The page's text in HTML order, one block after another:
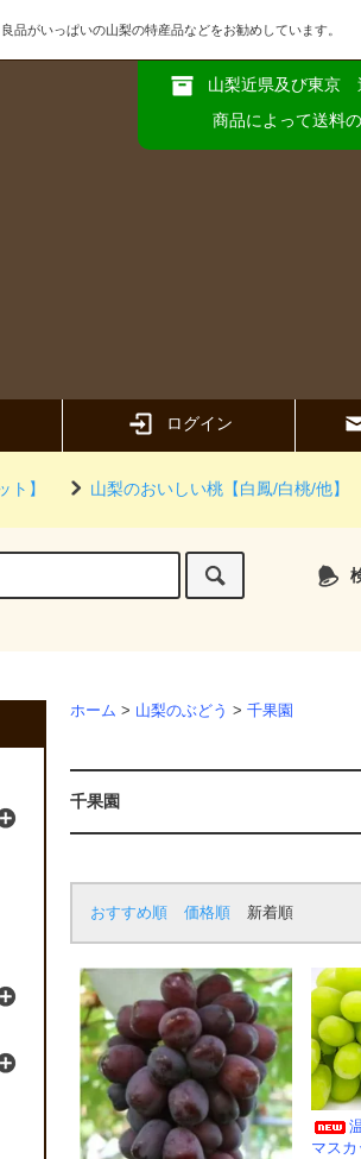
品がいっぱいの山梨の特産品などをお勧めしています。
山梨近県及び東京
商品によって送料
ログイン
】 山梨のおいしい桃【白鳳/白桃/他】
ホーム > 山梨のぶどう > 千果園
千果園
おすすめ順 価格順 新着順
マス